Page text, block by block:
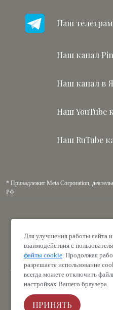
Наш
Наш канал
Наш канал в
Наш YouTube
Наш RuTube
* Принадлежит Meta Corporation,
РФ
Политика
Публичная оферта|
Цены носят информационный
офертой. Ответственность
Для улучшения работы сайта и
взаимодействия с
файлы cookie. Продолжая
разрешаете использование
всегда можете отключить
настройках Вашего браузера.
ПРИНЯТЬ